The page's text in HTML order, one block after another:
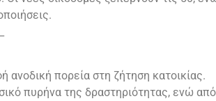
ανοδική πορεία στη ζήτηση κατοικίας.
πυρήνα της δραστηριότητας, ενώ